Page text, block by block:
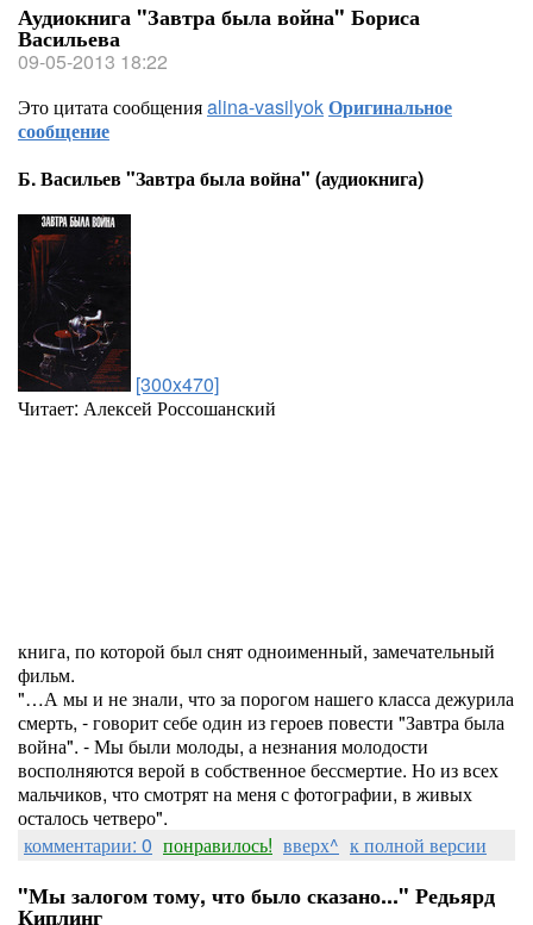
Аудиокнига "Завтра была война" Бориса
Васильева
09-05-2013 18:22
Это цитата сообщенияalina-vasilyokОригинальное
сообщение
Б. Васильев "Завтра была война" (аудиокнига)
[300x470]
Читает: Алексей Россошанский
книга, по которой был снят одноименный, замечательный
фильм.
"…А мы и не знали, что за порогом нашего класса дежурила
смерть, - говорит себе один из героев повести "Завтра была
война". - Мы были молоды, а незнания молодости
восполняются верой в собственное бессмертие. Но из всех
мальчиков, что смотрят на меня с фотографии, в живых
осталось четверо".
комментарии: 0 понравилось! вверх^ к полной версии
"Мы залогом тому, что было сказано..." Редьярд
Киплинг